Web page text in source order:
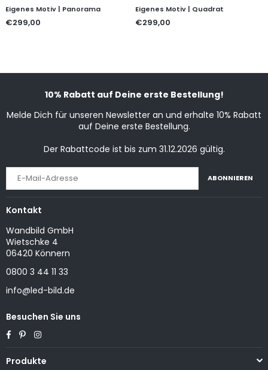
Eigenes Motiv | Panorama
€299,00
Eigenes Motiv | Quadrat
€299,00
10% Rabatt auf Deine erste Bestellung!
Melde Dich für unseren Newsletter an und erhalte 10% Rabatt
auf Deine erste Bestellung.
Der Rabattcode ist bis zum 31.12.2026 gültig.
ABONNIEREN
Kontakt
Wandbild GmbH
Wietschke 4
06420 Könnern
0800 3 44 11 33
info@led-bild.de
Besuchen Sie uns
Facebook
PinterestInstagram
Produkte